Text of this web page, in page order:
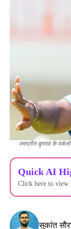
जसप्रीत बुमराह के
Quick AI
Click here to view
सुकांत